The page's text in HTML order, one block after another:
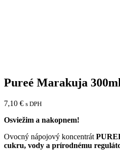
Pureé Marakuja 300ml
7,10 € s DPH
Osviežim a nakopnem!
Ovocný nápojový koncentrát
cukru, vody a prírodnému